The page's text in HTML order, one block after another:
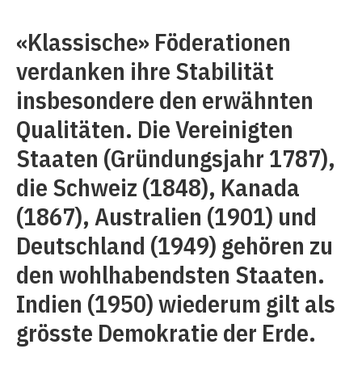
«Klassische» Föderationen
verdanken ihre Stabilität
insbesondere den erwähnten
Qualitäten. Die Vereinigten
Staaten (Gründungsjahr 1787),
die Schweiz (1848), Kanada
(1867), Australien (1901) und
Deutschland (1949) gehören zu
den wohlhabendsten Staaten.
Indien (1950) wiederum gilt als
grösste Demokratie der Erde.